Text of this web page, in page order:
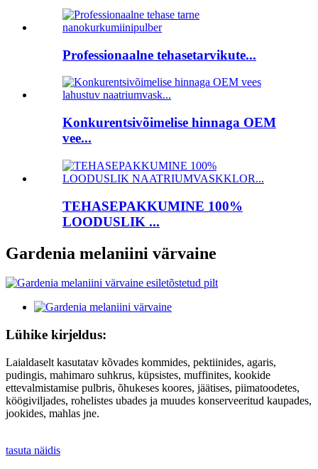
Professionaalne tehasetarvikute...
Konkurentsivõimelise hinnaga OEM
vee...
TEHASEPAKKUMINE 100%
LOODUSLIK ...
Gardenia melaniini värvaine
Lühike kirjeldus:
Laialdaselt kasutatav kõvades kommides, pektiinides, agaris,
pudingis, mahimaro suhkrus, küpsistes, muffinites, kookide
ettevalmistamise pulbris, õhukeses koores, jäätises, piimatoodetes,
köögiviljades, rohelistes ubades ja muudes konserveeritud kaupades,
jookides, mahlas jne.
tasuta näidis